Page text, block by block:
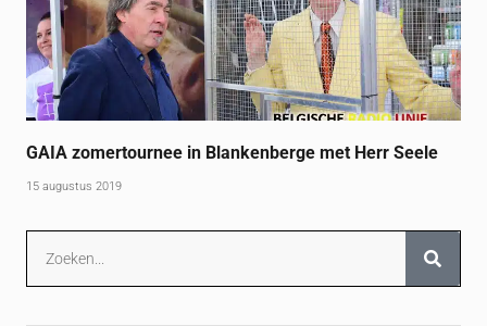
GAIA zomertournee in Blankenberge met Herr Seele
15 augustus 2019